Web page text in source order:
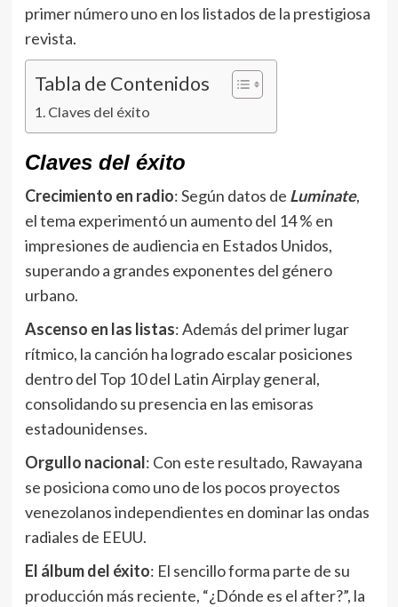
primer número uno en los listados de la prestigiosa
revista.
Tabla de Contenidos
Claves del éxito
Claves del éxito
Crecimiento en radio: Según datos de Luminate,
el tema experimentó un aumento del 14 % en
impresiones de audiencia en Estados Unidos,
superando a grandes exponentes del género
urbano.
Ascenso en las listas: Además del primer lugar
rítmico, la canción ha logrado escalar posiciones
dentro del Top 10 del Latin Airplay general,
consolidando su presencia en las emisoras
estadounidenses.
Orgullo nacional: Con este resultado, Rawayana
se posiciona como uno de los pocos proyectos
venezolanos independientes en dominar las ondas
radiales de EEUU.
El álbum del éxito: El sencillo forma parte de su
producción más reciente, “¿Dónde es el after?”, la